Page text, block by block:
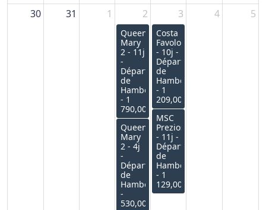
30 31 1 2
Queen
Mary
2 - 11j
-
Départ
de
Hambourg
- 1
790,00€
Queen
Mary
2 - 4j
-
Départ
de
Hambourg
-
530,00€
3
Costa
Favolosa
- 10j -
Départ
de
Hambourg
- 1
209,00€
MSC
Preziosa
- 11j -
Départ
de
Hambourg
- 1
129,00€
4 5